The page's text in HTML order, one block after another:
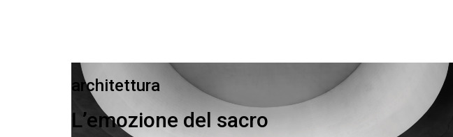
architettura
L’emozione del sacro